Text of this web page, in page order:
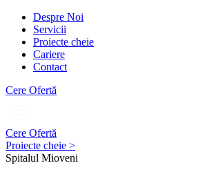
Despre Noi
Servicii
Proiecte cheie
Cariere
Contact
Cere Ofertă
Cere Ofertă
Proiecte cheie >
Spitalul Mioveni